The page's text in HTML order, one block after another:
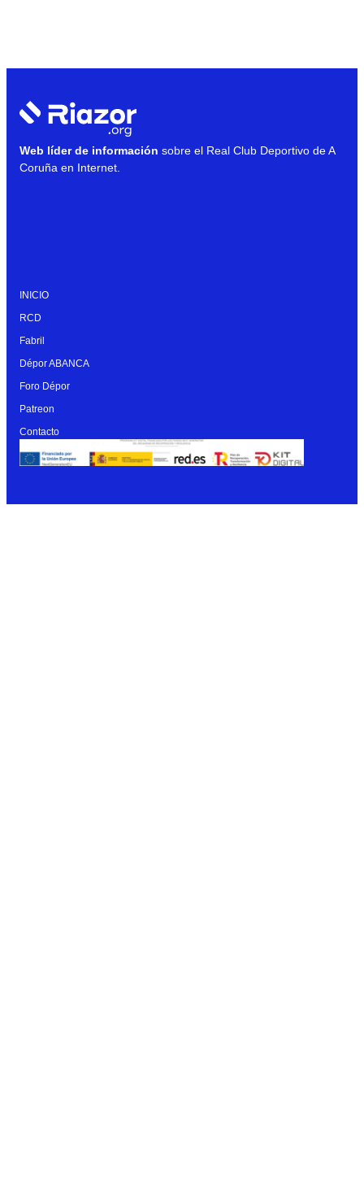
Web líder de información sobre el Real Club Deportivo de A
Coruña en Internet.
INICIO
RCD
Fabril
Dépor ABANCA
Foro Dépor
Patreon
Contacto